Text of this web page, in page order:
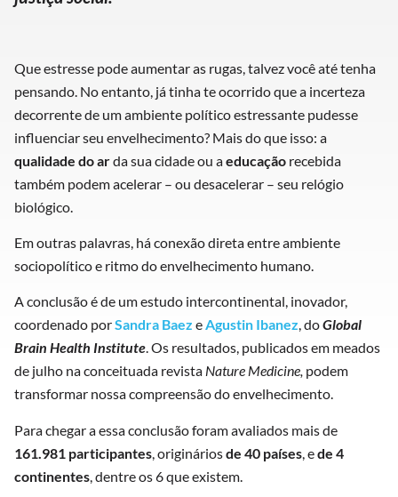
Que estresse pode aumentar as rugas, talvez você até tenha
pensando. No entanto, já tinha te ocorrido que a incerteza
decorrente de um ambiente político estressante pudesse
influenciar seu envelhecimento? Mais do que isso: a
qualidade do arda sua cidade ou aeducação recebida
também podem acelerar – ou desacelerar – seu relógio
biológico.
Em outras palavras, há conexão direta entre ambiente
sociopolítico e ritmo do envelhecimento humano.
A conclusão é de um estudo intercontinental, inovador,
coordenado porSandra Baez eAgustin Ibanez, doGlobal
Brain Health Institute. Os resultados, publicados em meados
de julho na conceituada revista Nature Medicine, podem
transformar nossa compreensão do envelhecimento.
Para chegar a essa conclusão foram avaliados mais de
161.981 participantes , origináriosde 40 países , ede 4
continentes , dentre os 6 que existem.